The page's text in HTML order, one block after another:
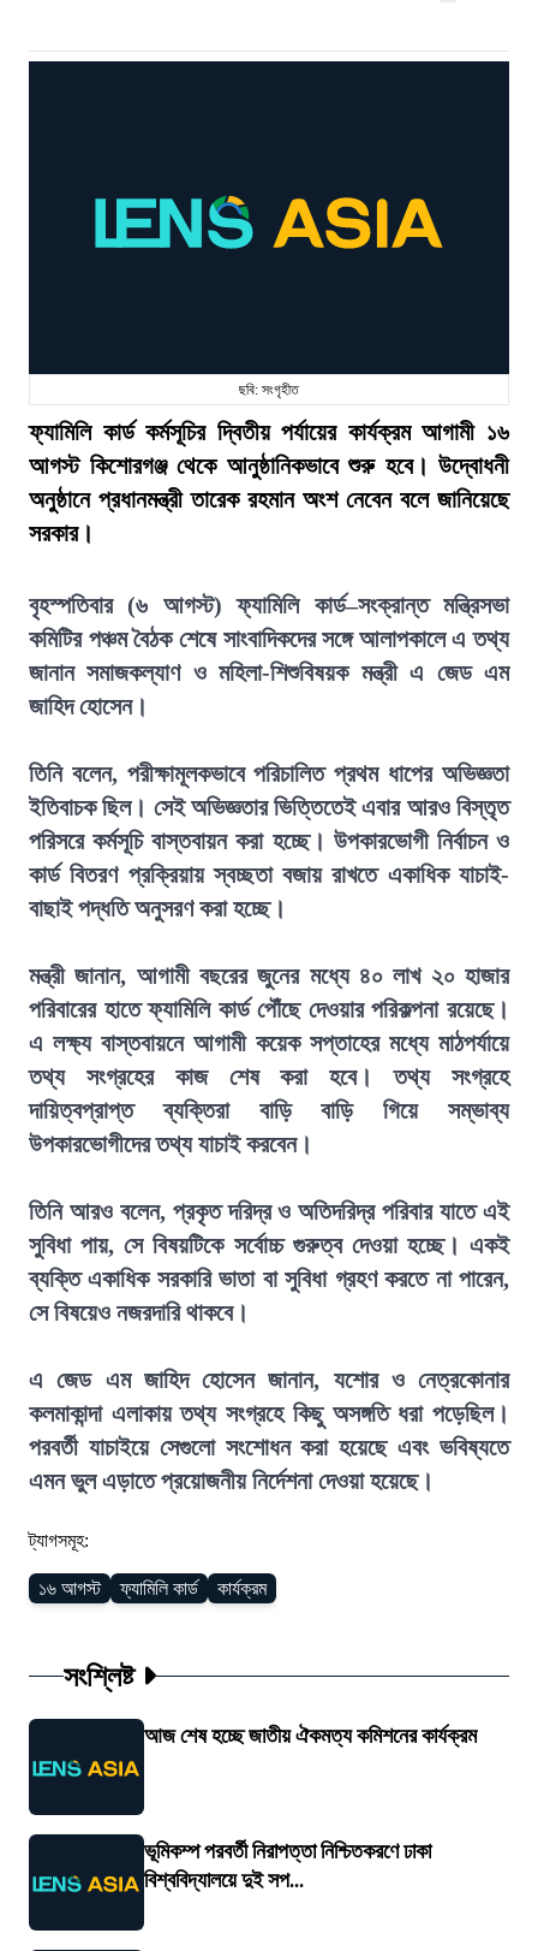
ছবি: সংগৃহীত
ফ্যামিলি কার্ড কর্মসূচির দ্বিতীয় পর্যায়ের কার্যক্রম আগামী ১৬
আগস্ট কিশোরগঞ্জ থেকে আনুষ্ঠানিকভাবে শুরু হবে। উদ্বোধনী
অনুষ্ঠানে প্রধানমন্ত্রী তারেক রহমান অংশ নেবেন বলে জানিয়েছে
সরকার।
বৃহস্পতিবার (৬ আগস্ট) ফ্যামিলি কার্ড–সংক্রান্ত মন্ত্রিসভা
কমিটির পঞ্চম বৈঠক শেষে সাংবাদিকদের সঙ্গে আলাপকালে এ তথ্য
জানান সমাজকল্যাণ ও মহিলা-শিশুবিষয়ক মন্ত্রী এ জেড এম
জাহিদ হোসেন।
তিনি বলেন, পরীক্ষামূলকভাবে পরিচালিত প্রথম ধাপের অভিজ্ঞতা
ইতিবাচক ছিল। সেই অভিজ্ঞতার ভিত্তিতেই এবার আরও বিস্তৃত
পরিসরে কর্মসূচি বাস্তবায়ন করা হচ্ছে। উপকারভোগী নির্বাচন ও
কার্ড বিতরণ প্রক্রিয়ায় স্বচ্ছতা বজায় রাখতে একাধিক যাচাই-
বাছাই পদ্ধতি অনুসরণ করা হচ্ছে।
মন্ত্রী জানান, আগামী বছরের জুনের মধ্যে ৪০ লাখ ২০ হাজার
পরিবারের হাতে ফ্যামিলি কার্ড পৌঁছে দেওয়ার পরিকল্পনা রয়েছে।
এ লক্ষ্য বাস্তবায়নে আগামী কয়েক সপ্তাহের মধ্যে মাঠপর্যায়ে
তথ্য সংগ্রহের কাজ শেষ করা হবে। তথ্য সংগ্রহে
দায়িত্বপ্রাপ্ত ব্যক্তিরা বাড়ি বাড়ি গিয়ে সম্ভাব্য
উপকারভোগীদের তথ্য যাচাই করবেন।
তিনি আরও বলেন, প্রকৃত দরিদ্র ও অতিদরিদ্র পরিবার যাতে এই
সুবিধা পায়, সে বিষয়টিকে সর্বোচ্চ গুরুত্ব দেওয়া হচ্ছে। একই
ব্যক্তি একাধিক সরকারি ভাতা বা সুবিধা গ্রহণ করতে না পারেন,
সে বিষয়েও নজরদারি থাকবে।
এ জেড এম জাহিদ হোসেন জানান, যশোর ও নেত্রকোনার
কলমাকান্দা এলাকায় তথ্য সংগ্রহে কিছু অসঙ্গতি ধরা পড়েছিল।
পরবর্তী যাচাইয়ে সেগুলো সংশোধন করা হয়েছে এবং ভবিষ্যতে
এমন ভুল এড়াতে প্রয়োজনীয় নির্দেশনা দেওয়া হয়েছে।
ট্যাগসমূহ:
১৬ আগস্ট ফ্যামিলি কার্ড কার্যক্রম
সংশ্লিষ্ট
আজ শেষ হচ্ছে জাতীয় ঐকমত্য কমিশনের কার্যক্রম
ভূমিকম্প পরবর্তী নিরাপত্তা নিশ্চিতকরণে ঢাকা
বিশ্ববিদ্যালয়ে দুই সপ...